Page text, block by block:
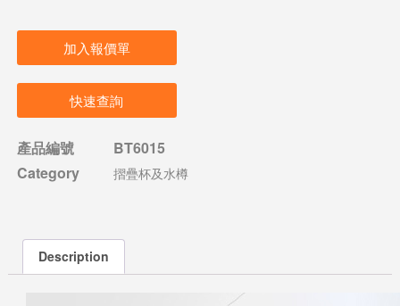
加入報價單
快速查詢
產品編號
BT6015
Category
摺疊杯及水樽
Description